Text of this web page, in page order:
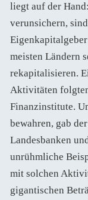
liegt auf der
verunsichern,
meisten Ländern
rekapitalisieren.
Aktivitäten
Finanzinstitute.
bewahren, gab
Landesbanken
unrühmliche
mit solchen
gigantischen